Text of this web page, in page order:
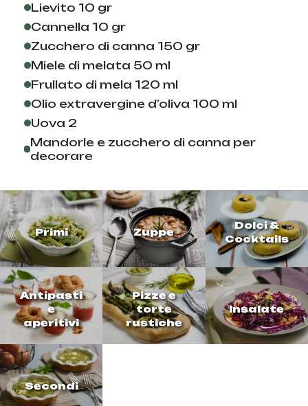
Lievito 10 gr
Cannella 10 gr
Zucchero di canna 150 gr
Miele di melata 50 ml
Frullato di mela 120 ml
Olio extravergine d’oliva 100 ml
Uova 2
Mandorle e zucchero di canna per
decorare
Primi Zuppe
Dolci &
Cocktails
Antipasti
e
aperitivi
Pizze e
torte
rustiche
Insalate
Secondi